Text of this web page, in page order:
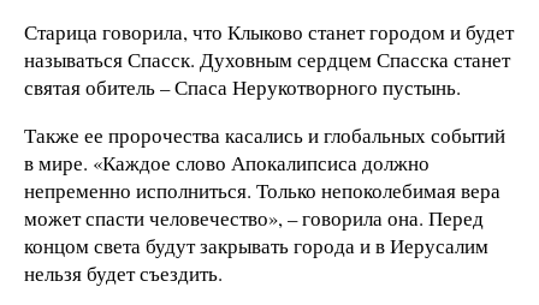
Старица говорила, что Клыково станет городом и будет
называться Спасск. Духовным сердцем Спасска станет
святая обитель – Спаса Нерукотворного пустынь.
Также ее пророчества касались и глобальных событий
в мире. «Каждое слово Апокалипсиса должно
непременно исполниться. Только непоколебимая вера
может спасти человечество», – говорила она. Перед
концом света будут закрывать города и в Иерусалим
нельзя будет съездить.